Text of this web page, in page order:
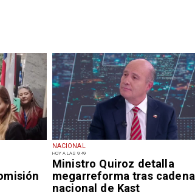
NACIONAL
HOY A LAS 9:49
Ministro Quiroz detalla
megarreforma tras cadena
nacional de Kast